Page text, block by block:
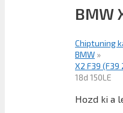
BMW
Chiptuning
BMW »
X2 F39 (F39
18d 150LE
Hozd ki a